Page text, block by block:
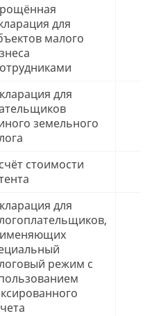
для
малого
для
земельного
стоимости
для
режим с